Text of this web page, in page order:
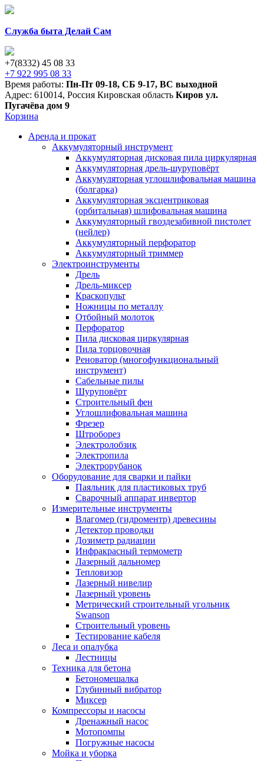
Служба быта Делай Сам
+7(8332) 45 08 33
+7 922 995 08 33
Время работы: Пн-Пт 09-18, СБ 9-17, ВС выходной
Адрес: 610014, Россия Кировская область Киров ул.
Пугачёва дом 9
Корзина
Аренда и прокат
Аккумуляторный инструмент
Аккумуляторная дисковая пила циркулярная
Аккумуляторная дрель-шуруповёрт
Аккумуляторная углошлифовальная машина
(болгарка)
Аккумуляторная эксцентриковая
(орбитальная) шлифовальная машина
Аккумуляторный гвоздезабивной пистолет
(нейлер)
Аккумуляторный перфоратор
Аккумуляторный триммер
Электроинструменты
Дрель
Дрель-миксер
Краскопульт
Ножницы по металлу
Отбойный молоток
Перфоратор
Пила дисковая циркулярная
Пила торцовочная
Реноватор (многофункциональный
инструмент)
Сабельные пилы
Шуруповёрт
Строительный фен
Углошлифовальная машина
Фрезер
Штроборез
Электролобзик
Электропила
Электрорубанок
Оборудование для сварки и пайки
Паяльник для пластиковых труб
Сварочный аппарат инвертор
Измерительные инструменты
Влагомер (гидроментр) древесины
Детектор проводки
Дозиметр радиации
Инфракрасный термометр
Лазерный дальномер
Тепловизор
Лазерный нивелир
Лазерный уровень
Метрический строительный угольник
Swanson
Строительный уровень
Тестирование кабеля
Леса и опалубка
Лестницы
Техника для бетона
Бетономешалка
Глубинный вибратор
Миксер
Компрессоры и насосы
Дренажный насос
Мотопомпы
Погружные насосы
Мойка и уборка